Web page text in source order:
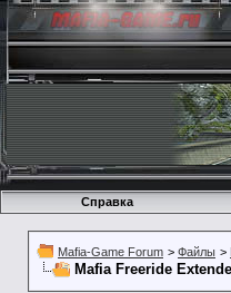
Справка
Mafia-Game Forum > Файлы >
Mafia Freeride